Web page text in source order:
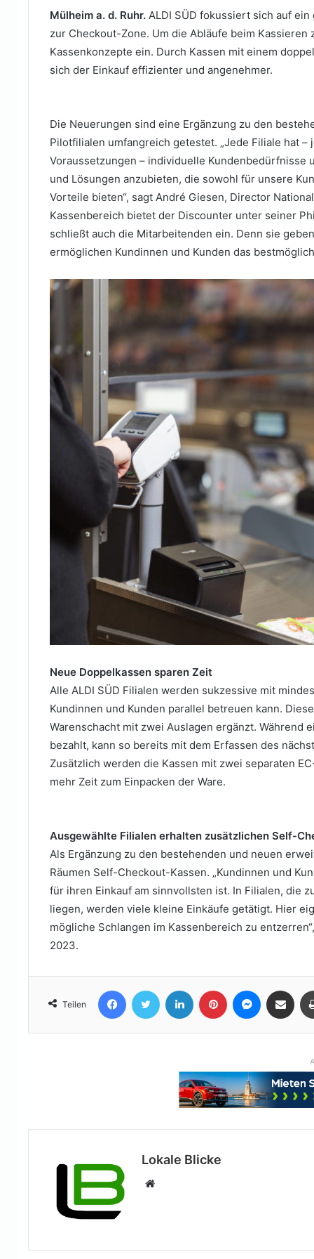
Mülheim a. d. Ruhr. ALDI SÜD fokussiert sich auf
zur Checkout-Zone. Um die Abläufe beim
Kassenkonzepte ein. Durch Kassen mit einem
sich der Einkauf effizienter und angenehmer.
Die Neuerungen sind eine Ergänzung zu den
Pilotfilialen umfangreich getestet. „Jede Filiale hat
Voraussetzungen – individuelle Kundenbedürfnisse
und Lösungen anzubieten, die sowohl für unsere
Vorteile bieten“, sagt André Giesen, Director
Kassenbereich bietet der Discounter unter seiner
schließt auch die Mitarbeitenden ein. Denn sie
ermöglichen Kundinnen und Kunden das
Neue Doppelkassen sparen Zeit
Alle ALDI SÜD Filialen werden sukzessive mit
Kundinnen und Kunden parallel betreuen kann.
Warenschacht mit zwei Auslagen ergänzt. Während
bezahlt, kann so bereits mit dem Erfassen des
Zusätzlich werden die Kassen mit zwei separaten
mehr Zeit zum Einpacken der Ware.
Ausgewählte Filialen erhalten zusätzlichen Self-
Als Ergänzung zu den bestehenden und neuen
Räumen Self-Checkout-Kassen. „Kundinnen und
für ihren Einkauf am sinnvollsten ist. In Filialen, die
liegen, werden viele kleine Einkäufe getätigt. Hier
mögliche Schlangen im Kassenbereich zu
2023.
Teilen
FacebookTwitter LinkedIn Pinterest Messenger
Teile per E-Mail
Lokale Blicke
Webseite